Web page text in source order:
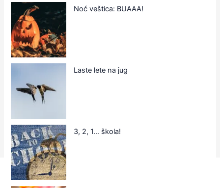
Noć veštica: BUAAA!
Laste lete na jug
3, 2, 1… škola!